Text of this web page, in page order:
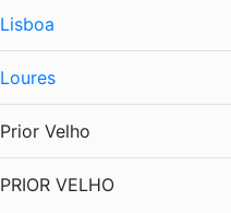
Lisboa
Loures
Prior Velho
PRIOR VELHO